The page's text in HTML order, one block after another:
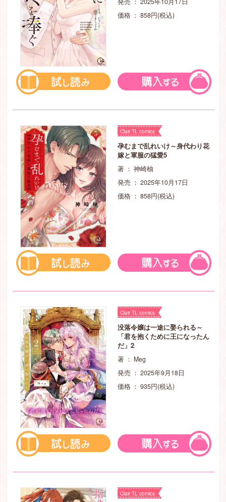
価格 ： 858円(税込)
Clair TL comics
孕むまで乱れいけ～身代わり花
嫁と軍服の猛愛5
著 ： 神崎柚
発売 ： 2025年10月17日
価格 ： 858円(税込)
Clair TL comics
没落令嬢は一途に娶られる～
「君を抱くために王になったん
だ」2
著 ： Meg
発売 ： 2025年9月18日
価格 ： 935円(税込)
Clair TL comics